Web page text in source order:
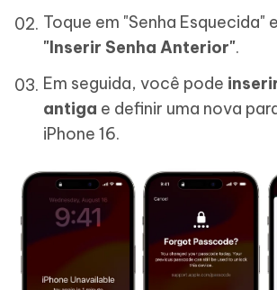
Toque em "Senha Esquecida"
"Inserir Senha Anterior".
Em seguida, você pode
antiga e definir uma nova
iPhone 16.